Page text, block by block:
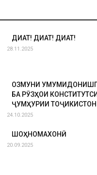
ДИҚҚАТ! ДИҚҚАТ! ДИҚҚАТ!
28.11.2025
ОЗМУНИ
БА РӮЗҲОИ
ҶУМҲУРИИ ТОҶИКИСТОН
24.10.2025
ШОҲНОМАХОНӢ
20.09.2025